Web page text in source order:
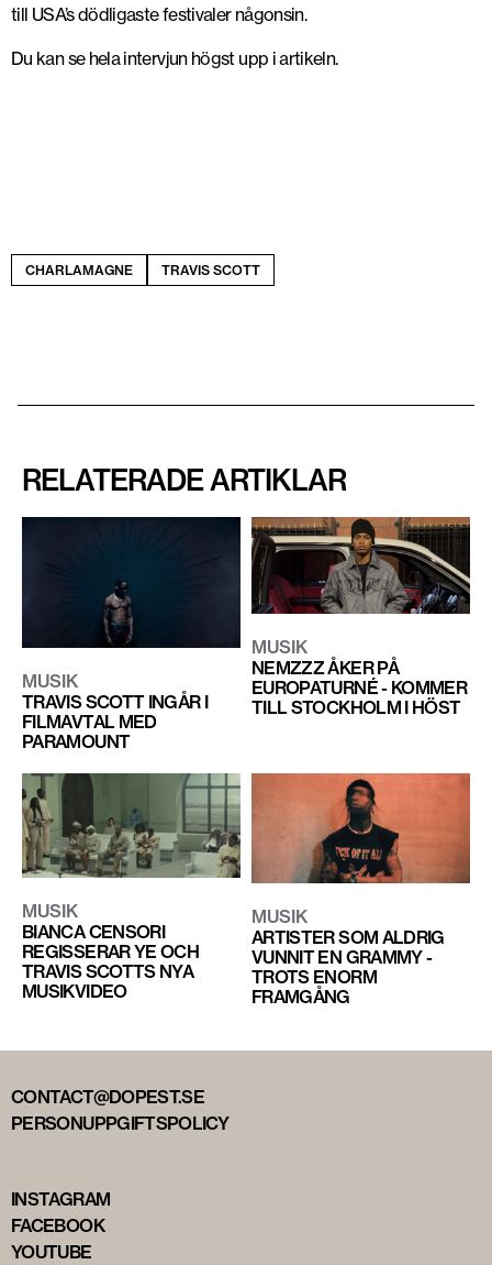
till USA’s dödligaste festivaler någonsin.
Du kan se hela intervjun högst upp i artikeln.
CHARLAMAGNE TRAVIS SCOTT
RELATERADE ARTIKLAR
MUSIK
TRAVIS SCOTT INGÅR I
FILMAVTAL MED
PARAMOUNT
MUSIK
NEMZZZ ÅKER PÅ
EUROPATURNÉ - KOMMER
TILL STOCKHOLM I HÖST
MUSIK
BIANCA CENSORI
REGISSERAR YE OCH
TRAVIS SCOTTS NYA
MUSIKVIDEO
MUSIK
ARTISTER SOM ALDRIG
VUNNIT EN GRAMMY -
TROTS ENORM
FRAMGÅNG
CONTACT@DOPEST.SE
PERSONUPPGIFTSPOLICY
INSTAGRAM
FACEBOOK
YOUTUBE